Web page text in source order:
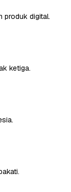
produk digital.
ketiga.